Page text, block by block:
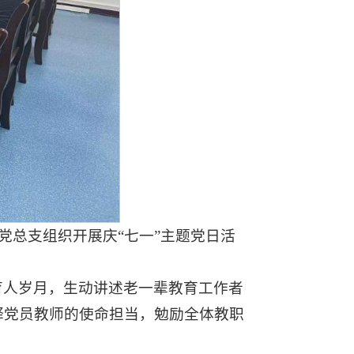
总支组织开展庆“七一”主题党日活
岁月，生动讲述老一辈教育工作者
员教师的使命担当，勉励全体教职